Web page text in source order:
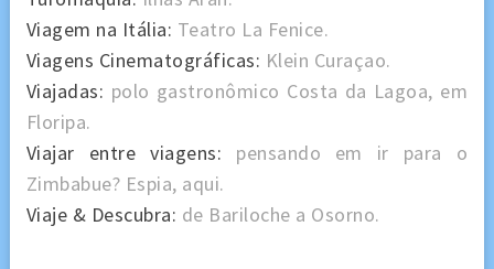
Viagem na Itália: Teatro La Fenice.
Viagens Cinematográficas: Klein Curaçao.
Viajadas: polo gastronômico Costa da Lagoa, em
Floripa.
Viajar entre viagens: pensando em ir para o
Zimbabue? Espia, aqui.
Viaje & Descubra: de Bariloche a Osorno.